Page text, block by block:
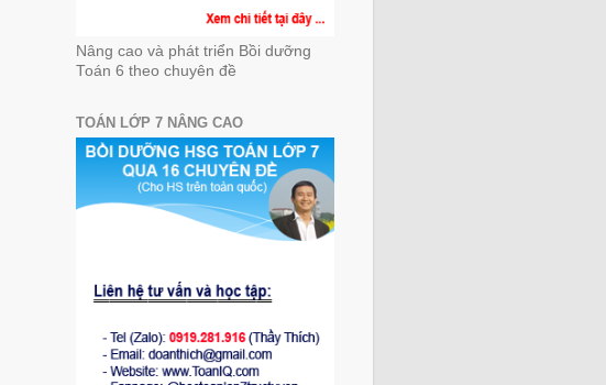
Nâng cao và phát triển Bồi dưỡng
Toán 6 theo chuyên đề
TOÁN LỚP 7 NÂNG CAO